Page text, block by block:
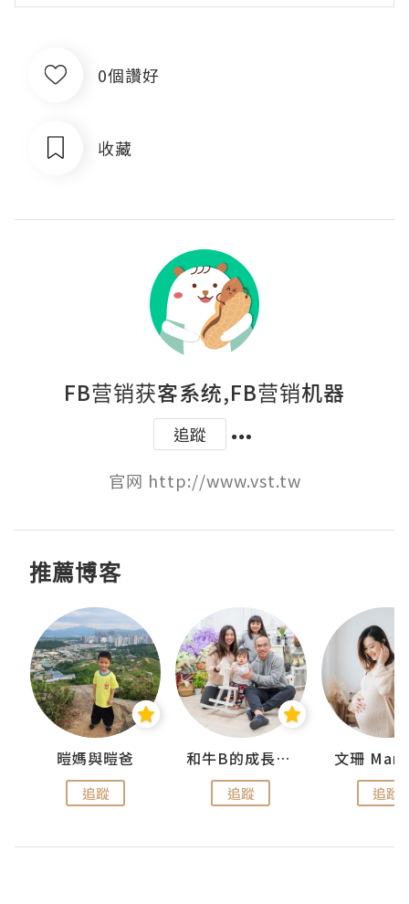
0個讚好
收藏
FB营销获客系统,FB营销机器
追蹤
官网 http://www.vst.tw
推薦博客
暟媽與暟爸
追蹤
和牛B的成長日記
追蹤
文珊
追蹤